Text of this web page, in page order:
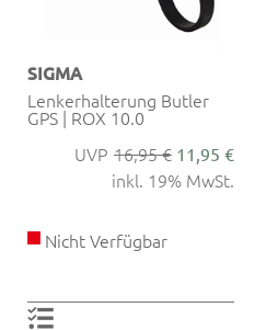
SIGMA
Lenkerhalterung Butler
GPS | ROX 10.0
16,95 € 11,95 €
inkl. 19% MwSt.
Nicht Verfügbar